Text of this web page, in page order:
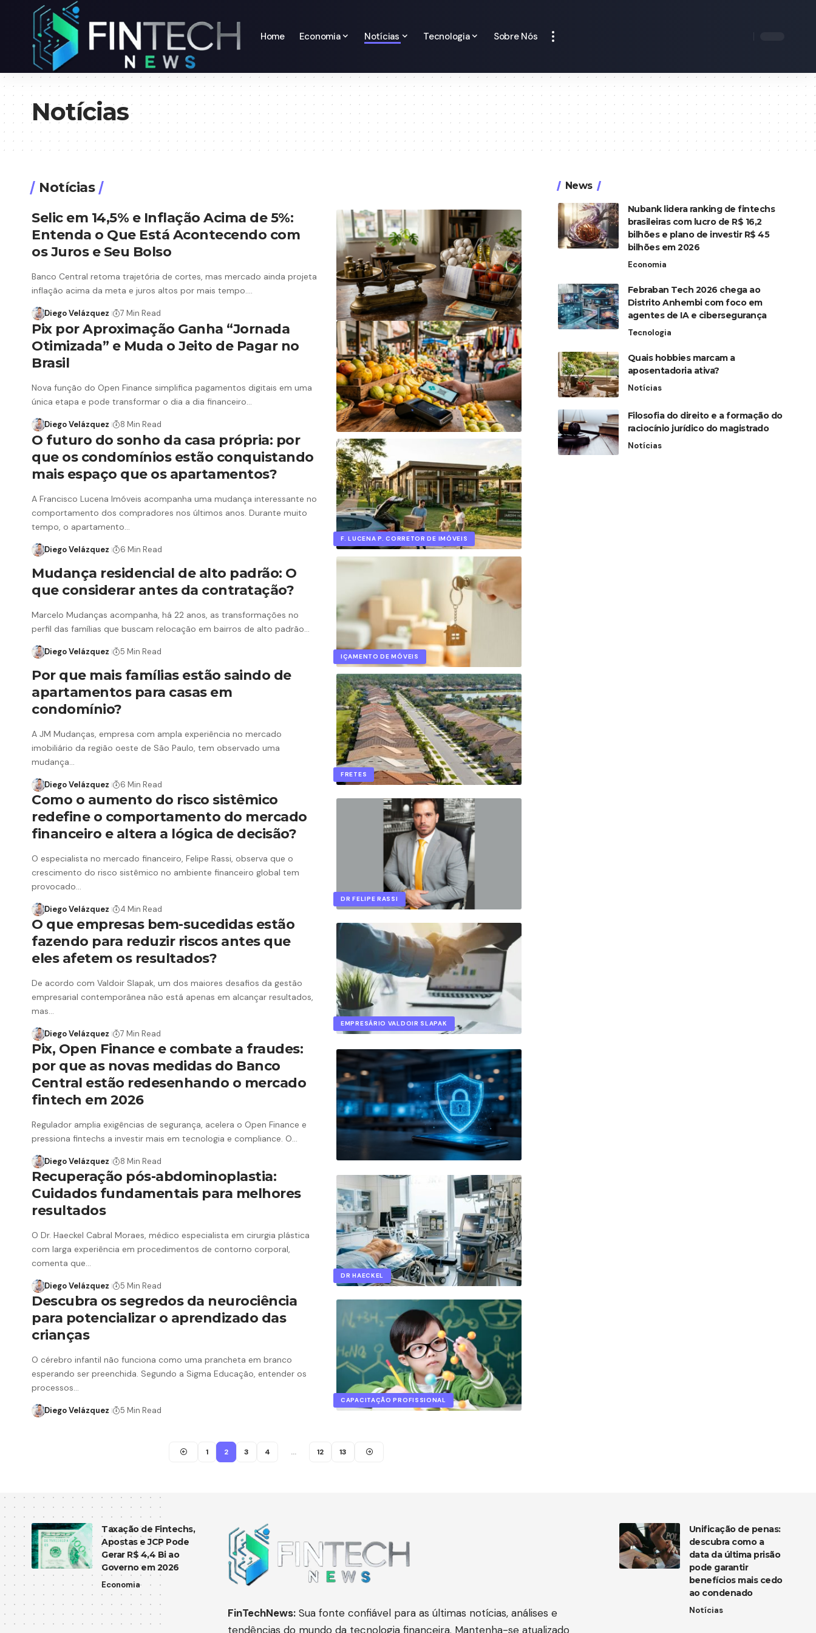
Home Economia Notícias Tecnologia Sobre Nós
Notícias
Notícias
Selic em 14,5% e Inflação Acima de 5%:
Entenda o Que Está Acontecendo com
os Juros e Seu Bolso
Banco Central retoma trajetória de cortes, mas mercado ainda projeta
inflação acima da meta e juros altos por mais tempo.…
Diego Velázquez 7 Min Read
Pix por Aproximação Ganha “Jornada
Otimizada” e Muda o Jeito de Pagar no
Brasil
Nova função do Open Finance simplifica pagamentos digitais em uma
única etapa e pode transformar o dia a dia financeiro…
Diego Velázquez 8 Min Read
F. LUCENA P. CORRETOR DE IMÓVEIS
O futuro do sonho da casa própria: por
que os condomínios estão conquistando
mais espaço que os apartamentos?
A Francisco Lucena Imóveis acompanha uma mudança interessante no
comportamento dos compradores nos últimos anos. Durante muito
tempo, o apartamento…
Diego Velázquez 6 Min Read
IÇAMENTO DE MÓVEIS
Mudança residencial de alto padrão: O
que considerar antes da contratação?
Marcelo Mudanças acompanha, há 22 anos, as transformações no
perfil das famílias que buscam relocação em bairros de alto padrão…
Diego Velázquez 5 Min Read
FRETES
Por que mais famílias estão saindo de
apartamentos para casas em
condomínio?
A JM Mudanças, empresa com ampla experiência no mercado
imobiliário da região oeste de São Paulo, tem observado uma
mudança…
Diego Velázquez 6 Min Read
DR FELIPE RASSI
Como o aumento do risco sistêmico
redefine o comportamento do mercado
financeiro e altera a lógica de decisão?
O especialista no mercado financeiro, Felipe Rassi, observa que o
crescimento do risco sistêmico no ambiente financeiro global tem
provocado…
Diego Velázquez 4 Min Read
EMPRESÁRIO VALDOIR SLAPAK
O que empresas bem-sucedidas estão
fazendo para reduzir riscos antes que
eles afetem os resultados?
De acordo com Valdoir Slapak, um dos maiores desafios da gestão
empresarial contemporânea não está apenas em alcançar resultados,
mas…
Diego Velázquez 7 Min Read
Pix, Open Finance e combate a fraudes:
por que as novas medidas do Banco
Central estão redesenhando o mercado
fintech em 2026
Regulador amplia exigências de segurança, acelera o Open Finance e
pressiona fintechs a investir mais em tecnologia e compliance. O…
Diego Velázquez 8 Min Read
DR HAECKEL
Recuperação pós-abdominoplastia:
Cuidados fundamentais para melhores
resultados
O Dr. Haeckel Cabral Moraes, médico especialista em cirurgia plástica
com larga experiência em procedimentos de contorno corporal,
comenta que…
Diego Velázquez 5 Min Read
CAPACITAÇÃO PROFISSIONAL
Descubra os segredos da neurociência
para potencializar o aprendizado das
crianças
O cérebro infantil não funciona como uma prancheta em branco
esperando ser preenchida. Segundo a Sigma Educação, entender os
processos…
Diego Velázquez 5 Min Read
1 2 3 4 … 12 13
News
Nubank lidera ranking de fintechs
brasileiras com lucro de R$ 16,2
bilhões e plano de investir R$ 45
bilhões em 2026
Economia
Febraban Tech 2026 chega ao
Distrito Anhembi com foco em
agentes de IA e cibersegurança
Tecnologia
Quais hobbies marcam a
aposentadoria ativa?
Notícias
Filosofia do direito e a formação do
raciocínio jurídico do magistrado
Notícias
Taxação de Fintechs,
Apostas e JCP Pode
Gerar R$ 4,4 Bi ao
Governo em 2026
Economia
FinTechNews:Sua fonte confiável para as últimas notícias, análises e
tendências do mundo da tecnologia financeira. Mantenha-se atualizado
Unificação de penas:
descubra como a
data da última prisão
pode garantir
benefícios mais cedo
ao condenado
Notícias